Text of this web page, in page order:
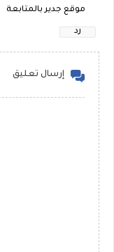
موقع جدير بالمتابعة
رد
إرسال تعليق